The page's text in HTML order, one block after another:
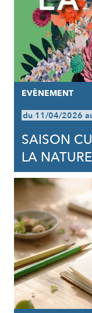
EVÈNEMENT
du 11/04/2026
SAISON
LA NATURE